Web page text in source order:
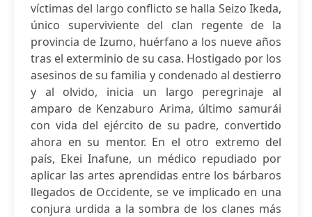
víctimas del largo conflicto se halla Seizo Ikeda,
único superviviente del clan regente de la
provincia de Izumo, huérfano a los nueve años
tras el exterminio de su casa. Hostigado por los
asesinos de su familia y condenado al destierro
y al olvido, inicia un largo peregrinaje al
amparo de Kenzaburo Arima, último samurái
con vida del ejército de su padre, convertido
ahora en su mentor. En el otro extremo del
país, Ekei Inafune, un médico repudiado por
aplicar las artes aprendidas entre los bárbaros
llegados de Occidente, se ve implicado en una
conjura urdida a la sombra de los clanes más